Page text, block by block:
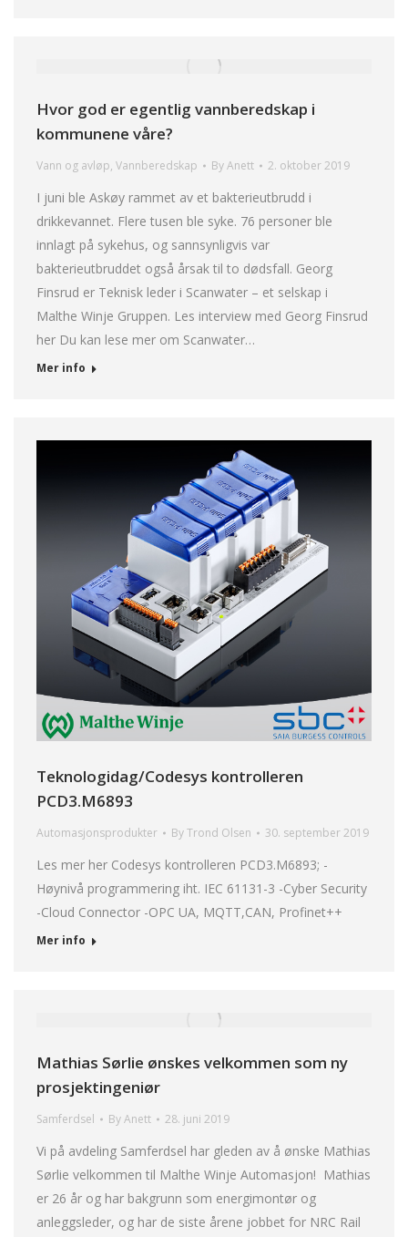
Hvor god er egentlig vannberedskap i
kommunene våre?
Vann og avløp, Vannberedskap ByAnett 2. oktober 2019
I juni ble Askøy rammet av et bakterieutbrudd i
drikkevannet. Flere tusen ble syke. 76 personer ble
innlagt på sykehus, og sannsynligvis var
bakterieutbruddet også årsak til to dødsfall. Georg
Finsrud er Teknisk leder i Scanwater – et selskap i
Malthe Winje Gruppen. Les interview med Georg Finsrud
her Du kan lese mer om Scanwater…
Mer info
Teknologidag/Codesys kontrolleren
PCD3.M6893
Automasjonsprodukter ByTrond Olsen 30. september 2019
Les mer her Codesys kontrolleren PCD3.M6893; -
Høynivå programmering iht. IEC 61131-3 -Cyber Security
-Cloud Connector -OPC UA, MQTT,CAN, Profinet++
Mer info
Mathias Sørlie ønskes velkommen som ny
prosjektingeniør
Samferdsel ByAnett 28. juni 2019
Vi på avdeling Samferdsel har gleden av å ønske Mathias
Sørlie velkommen til Malthe Winje Automasjon! Mathias
er 26 år og har bakgrunn som energimontør og
anleggsleder, og har de siste årene jobbet for NRC Rail